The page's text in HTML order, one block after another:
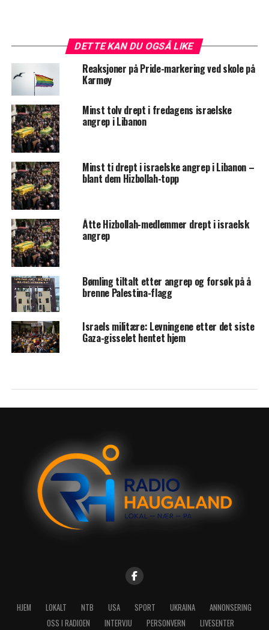
DETTE KAN DU OGSÅ LIKE
Reaksjoner på Pride-markering ved skole på
Karmøy
Minst tolv drept i fredagens israelske
angrep i Libanon
Minst ti drept i israelske angrep i Libanon –
blant dem Hizbollah-topp
Åtte Hizbollah-medlemmer drept i israelsk
angrep
Bømling tiltalt etter angrep og forsøk på å
brenne Palestina-flagg
Israels militære: Levningene etter det siste
Gaza-gisselet hentet hjem
HJEM LOKALT NTB USA SPORT UKRAINA
ANNONSERING
OSS I RADIOEN
INTERVJU PERSONVERN LIVESENTER